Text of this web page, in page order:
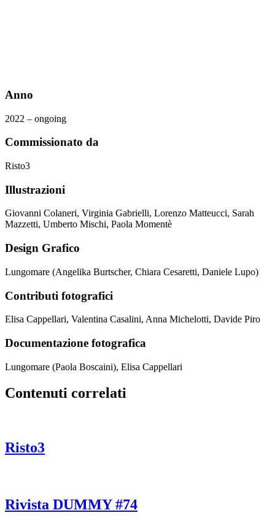
Anno
2022 – ongoing
Commissionato da
Risto3
Illustrazioni
Giovanni Colaneri, Virginia Gabrielli, Lorenzo Matteucci, Sarah
Mazzetti, Umberto Mischi, Paola Momentè
Design Grafico
Lungomare (Angelika Burtscher, Chiara Cesaretti, Daniele Lupo)
Contributi fotografici
Elisa Cappellari, Valentina Casalini, Anna Michelotti, Davide Piro
Documentazione fotografica
Lungomare (Paola Boscaini), Elisa Cappellari
Contenuti correlati
Risto3
Rivista DUMMY #74